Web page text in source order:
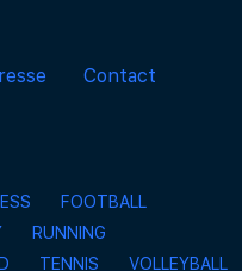
Contact
FOOTBALL
RUNNING
TENNIS VOLLEYBALL